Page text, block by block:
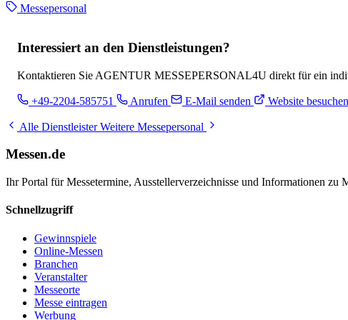
Messepersonal
Interessiert an den Dienstleistungen?
Kontaktieren Sie AGENTUR MESSEPERSONAL4U direkt für ein
+49-2204-585751 Anrufen E-Mail senden Website besuchen
Alle DienstleisterWeitere Messepersonal
Messen.de
Ihr Portal für Messetermine, Ausstellerverzeichnisse und Informationen zu
Schnellzugriff
Gewinnspiele
Online-Messen
Branchen
Veranstalter
Messeorte
Messe eintragen
Werbung